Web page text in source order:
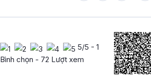
5/5 - 1
Bình chọn - 72 Lượt xem